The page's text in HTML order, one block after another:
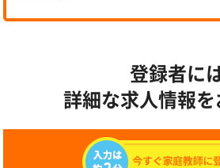
登録者に
詳細な求人情報を